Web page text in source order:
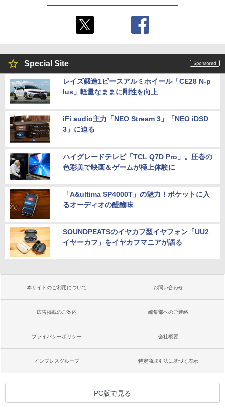
Special Site
レイズ鍛造1ピースアルミホイール「CE28 N-p
lus」軽量なままに剛性を向上
iFi audio主力「NEO Stream 3」「NEO iDSD
3」に迫る
ハイグレードテレビ「TCL Q7D Pro」。圧巻の
色彩美で映画＆ゲームが極上体験に
「A&ultima SP4000T」の魅力！ポケットに入
るオーディオの醍醐味
SOUNDPEATSのイヤカフ型イヤフォン「UU2
イヤーカフ」をイヤカフマニアが語る
本サイトのご利用について お問い合わせ
広告掲載のご案内 編集部へのご連絡
プライバシーポリシー 会社概要
インプレスグループ 特定商取引法に基づく表示
PC版で見る